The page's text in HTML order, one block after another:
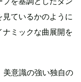
ているかのように
ミックな曲展開を
意識の強い独自の